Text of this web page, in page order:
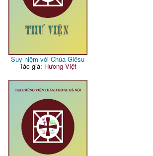
Suy niệm với Chúa Giêsu
Tác giả: Hương Việt